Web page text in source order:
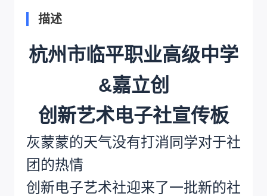
描述
杭州市临平职业高级中学
&嘉立创
创新艺术电子社宣传板
灰蒙蒙的天气没有打消同学对于社
团的热情
创新电子艺术社迎来了一批新的社